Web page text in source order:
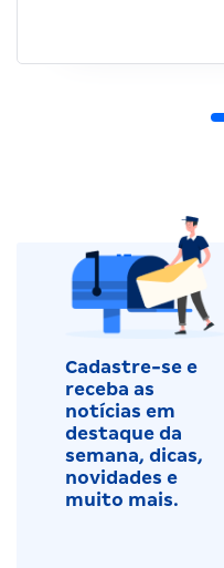
Cadastre-se e
receba as
notícias em
destaque da
semana, dicas,
novidades e
muito mais.